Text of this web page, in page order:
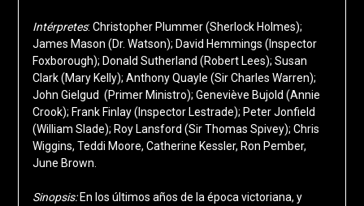
Intérpretes: Christopher Plummer (Sherlock Holmes);
James Mason (Dr. Watson); David Hemmings (Inspector
Foxborough); Donald Sutherland (Robert Lees); Susan
Clark (Mary Kelly); Anthony Quayle (Sir Charles Warren);
John Gielgud (Primer Ministro); Geneviève Bujold (Annie
Crook); Frank Finlay (Inspector Lestrade); Peter Jonfield
(William Slade); Roy Lansford (Sir Thomas Spivey); Chris
Wiggins, Teddi Moore, Catherine Kessler, Ron Pember,
June Brown.
Sinopsis:En los últimos años de la época victoriana, y